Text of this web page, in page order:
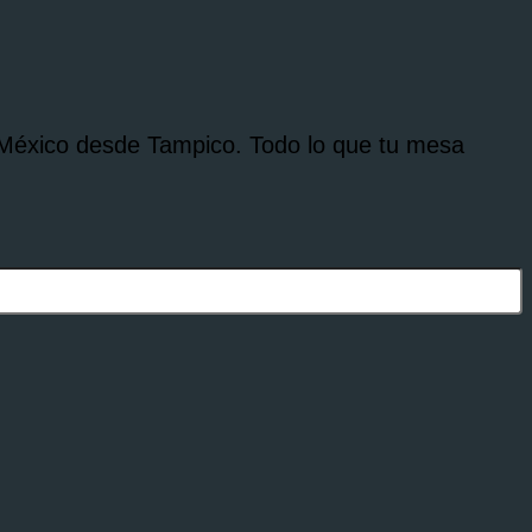
desde Tampico. Todo lo que tu mesa